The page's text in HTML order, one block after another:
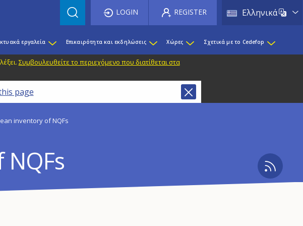
Ελληνικά List
LOGIN REGISTER
εργαλεία Επικαιρότητα και εκδηλώσεις Χώρες Σχετικά με το Cedefop
Συμβουλευθείτε το περιεχόμενο που διατίθεται στα
page
inventory of NQFs